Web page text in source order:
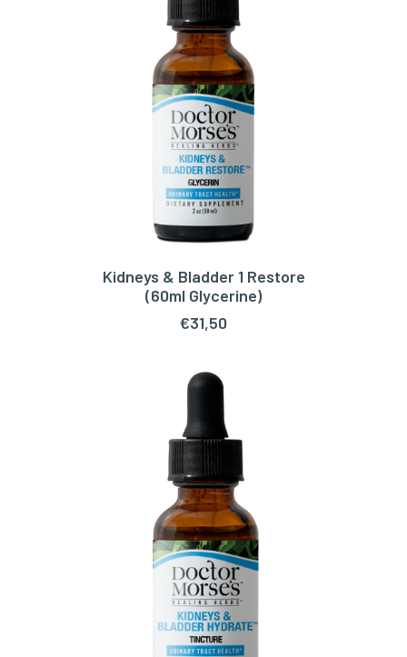
TOEVOEGEN AAN WINKELWAGEN
Kidneys & Bladder 1 Restore
(60ml Glycerine)
€31,50